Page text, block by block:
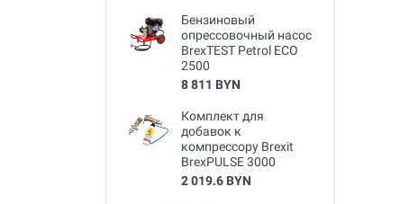
Бензиновый
опрессовочный насос
BrexTEST Petrol ECO
2500
8 811 BYN
Комплект для
добавок к
компрессору Brexit
BrexPULSE 3000
2 019.6 BYN